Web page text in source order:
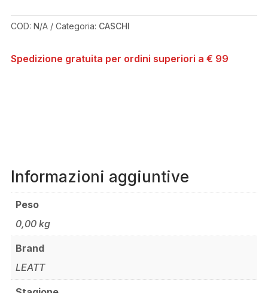
COD: N/A Categoria: CASCHI
Spedizione gratuita per ordini superiori a € 99
Informazioni aggiuntive
Peso
0,00 kg
Brand
LEATT